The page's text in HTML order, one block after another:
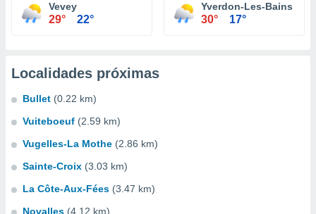
Vevey
29° 22°
Yverdon-Les-Bains
30° 17°
Localidades próximas
Bullet (0.22 km)
Vuiteboeuf (2.59 km)
Vugelles-La Mothe (2.86 km)
Sainte-Croix (3.03 km)
La Côte-Aux-Fées (3.47 km)
Novalles (4.12 km)